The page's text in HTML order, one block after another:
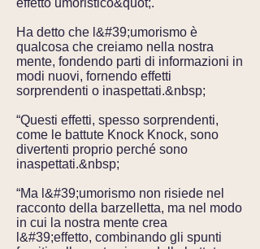
effetto umoristico&quot;.
Ha detto che l&#39;umorismo è
qualcosa che creiamo nella nostra
mente, fondendo parti di informazioni in
modi nuovi, fornendo effetti
sorprendenti o inaspettati.&nbsp;
“Questi effetti, spesso sorprendenti,
come le battute Knock Knock, sono
divertenti proprio perché sono
inaspettati.&nbsp;
“Ma l&#39;umorismo non risiede nel
racconto della barzelletta, ma nel modo
in cui la nostra mente crea
l&#39;effetto, combinando gli spunti